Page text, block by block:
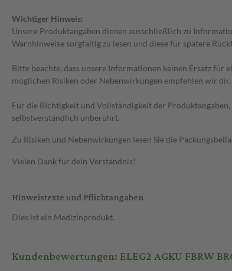
Wichtiger Hinweis:
Unsere Produktangaben dienen ausschließlich zu
Warnhinweise sorgfältig zu lesen und diese für spätere
Bitte beachte, dass unsere Informationen keinen Ersatz
möglichen Risiken oder Nebenwirkungen empfehlen wir
Für die Richtigkeit und Vollständigkeit der
selbstverständlich unberührt.
Zu Risiken und Nebenwirkungen lesen Sie die
Vielen Dank für dein Verständnis!
Hinweistexte und Pflichtangaben
Dies ist ein Medizinprodukt.
Kundenbewertungen: ELEG2 AGKU FBRW